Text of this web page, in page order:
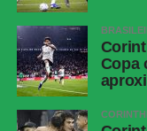
Share
Copa